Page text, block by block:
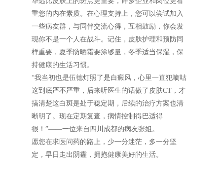
重您的内在素质。在心理支持上，您可以尝试加入
一些病友群，与同伴交流心得，互相鼓励，你会发
现你不是一个人在战斗。记住，皮肤护理和预防同
样重要，夏季防晒霜要涂够量，冬季适当保湿，保
持健康的生活习惯。
“我当初也是伍德灯照了是白癜风，心里一直犯嘀咕
这到底严不严重，后来听医生的话做了皮肤CT，才
搞清楚这白斑是处于稳定期，后续的治疗方案也清
晰明了。现在定期复查，病情控制得巴适得
很！”——一位来自四川成都的病友张姐。
愿您在求医问药的路上，少一分迷茫，多一分坚
定，早日走出阴霾，拥抱健康美好的生活。